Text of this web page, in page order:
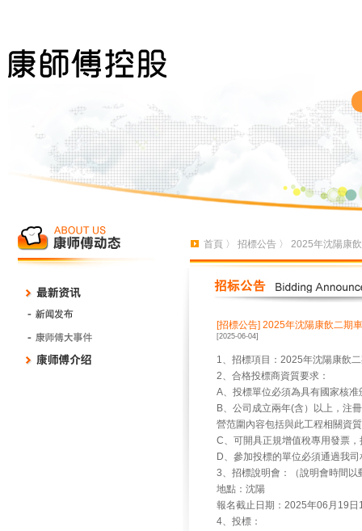
首頁 〉 招標公告 〉 2025年沈陽康
[招標公告] 2025年沈陽康飲二期
[2025-06-04]
1、招標項目：2025年沈陽康飲
2、合格投標商資質要求：
A、投標單位必須為具有國家核
B、公司成立兩年(含）以上，注
營范圍內容包括與此工程相關資
C、可開具正規增值稅專用發票
D、參加投標的單位必須通過我
3、招標說明會：（說明會時間以
地點：沈陽
報名截止日期：2025年06月19日
4、投標：